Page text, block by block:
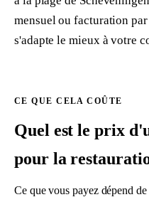
mensuel ou facturation
s'adapte le mieux à votre
CE QUE CELA COÛTE
Quel est le prix
pour la
Ce que vous payez dépend